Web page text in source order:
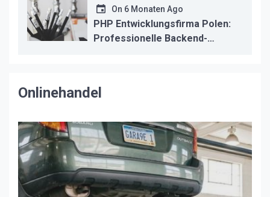
On 6 Monaten Ago
PHP Entwicklungsfirma Polen:
Professionelle Backend-
Onlinehandel